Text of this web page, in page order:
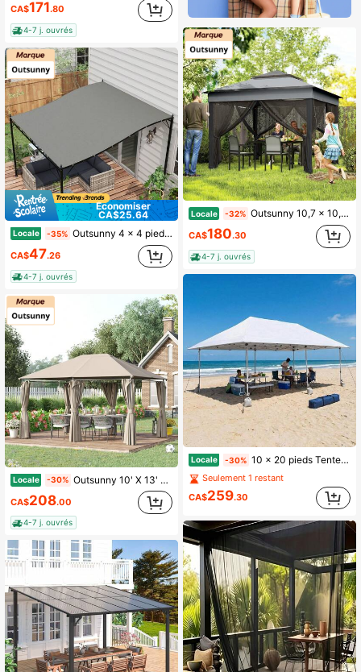
CA$171.80
4-7 j. ouvrés
Économiser
CA$25.64
Locale -35% Outsunny 4 x 4 pieds Remplacement de la canopée de pergola, canopée d'ombrage de pergola avec trous de drainage, facile à installer, pour pergola 10' x 10' (série 84C-038), gris foncé
CA$47.26
4-7 j. ouvrés
Locale -30% Outsunny 10' X 13' Pavillon de jardin de patio extérieur, abri de jardin, tente de fête avec cadre en acier et rideaux, kaki
CA$208.00
4-7 j. ouvrés
Locale -32% Outsunny 10,7 x 10,7 pi Tonnelle de camping pop-up, abri solaire instantané à hauteur réglable avec toit anti-UV30+, rideaux moustiquaire amovibles et sac de transport pour patio, arrière-cour, gris foncé
CA$180.30
4-7 j. ouvrés
Locale -30% 10 x 20 pieds Tente de Pavillon Pliante Robuste, Tente de Plein Air Commerciale Facile à Monter avec Cadre en Acier et Tissu Oxford Imperméable et Anti-UV, Hauteur Réglable, Tentes pour Fêtes, Mariages, Plage et Événements
Seulement 1 restant
CA$259.30